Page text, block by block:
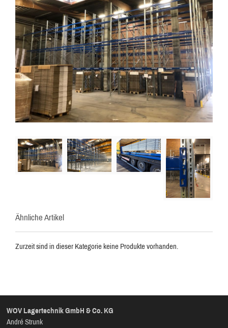
Ähnliche Artikel
Zurzeit sind in dieser Kategorie keine Produkte vorhanden.
WOV Lagertechnik GmbH & Co. KG
André Strunk